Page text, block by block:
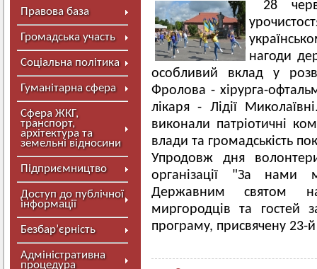
Правова база
Громадська участь
Соціальна політика
Гуманітарна сфера
Сфера ЖКГ,
транспорт,
архітектура та
земельні відносини
Підприємництво
Доступ до публічної
інформації
Безбар’єрність
Адміністративна
процедура
28
нагоди
особливий вклад у
Фролова - хірурга-
лікаря - Лідії
виконали патріотичні
влади та громадськість
Упродовж дня
організації "За нами
Державним святом
миргородців та гостей
програму, присвячену 23-